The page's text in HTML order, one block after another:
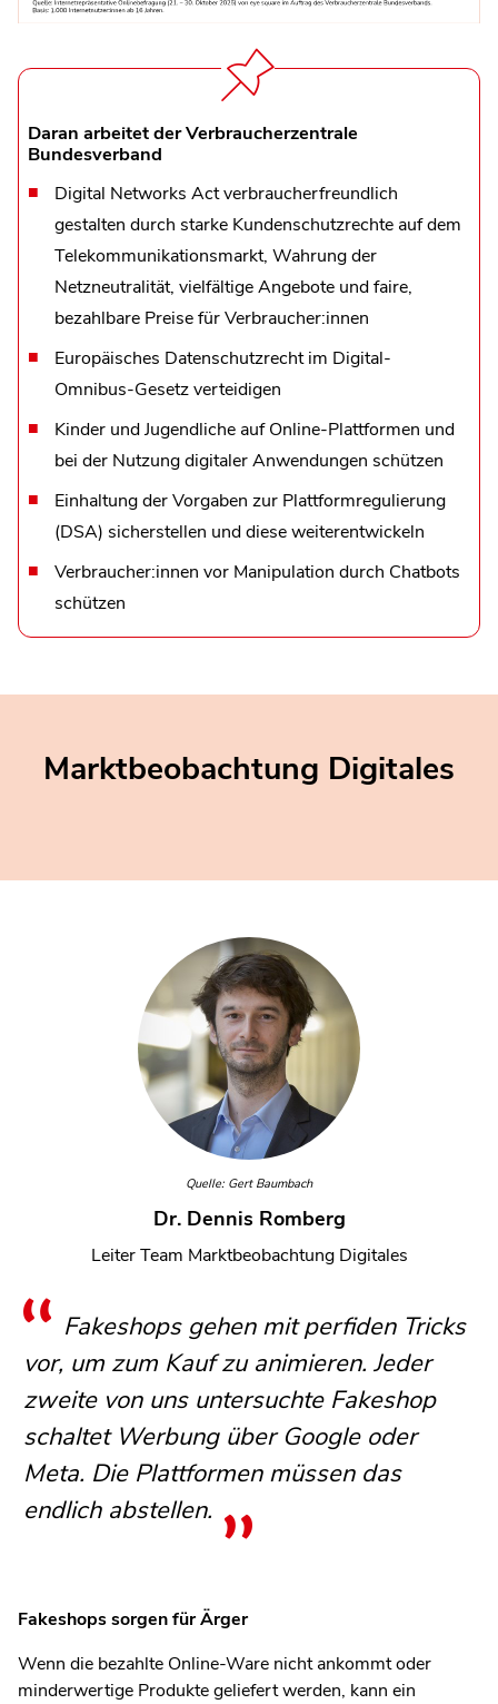
Daran arbeitet der Verbraucherzentrale
Bundesverband
Digital Networks Act verbraucherfreundlich
gestalten durch starke Kundenschutzrechte auf dem
Telekommunikationsmarkt, Wahrung der
Netzneutralität, vielfältige Angebote und faire,
bezahlbare Preise für Verbraucher:innen
Europäisches Datenschutzrecht im Digital-
Omnibus-Gesetz verteidigen
Kinder und Jugendliche auf Online-Plattformen und
bei der Nutzung digitaler Anwendungen schützen
Einhaltung der Vorgaben zur Plattformregulierung
(DSA) sicherstellen und diese weiterentwickeln
Verbraucher:innen vor Manipulation durch Chatbots
schützen
Marktbeobachtung Digitales
Quelle: Gert Baumbach
Dr. Dennis Romberg
Leiter Team Marktbeobachtung Digitales
Fakeshops gehen mit perfiden Tricks
vor, um zum Kauf zu animieren. Jeder
zweite von uns untersuchte Fakeshop
schaltet Werbung über Google oder
Meta. Die Plattformen müssen das
endlich abstellen.
Fakeshops sorgen für Ärger
Wenn die bezahlte Online-Ware nicht ankommt oder
minderwertige Produkte geliefert werden, kann ein